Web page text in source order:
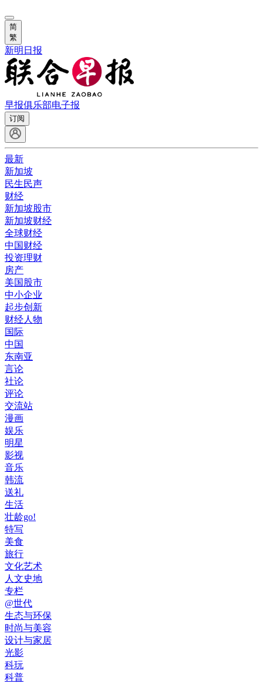
简
繁
新明日报
早报俱乐部电子报
订阅
最新
新加坡
民生民声
财经
新加坡股市
新加坡财经
全球财经
中国财经
投资理财
房产
美国股市
中小企业
起步创新
财经人物
国际
中国
东南亚
言论
社论
评论
交流站
漫画
娱乐
明星
影视
音乐
韩流
送礼
生活
壮龄go!
特写
美食
旅行
文化艺术
人文史地
专栏
@世代
生态与环保
时尚与美容
设计与家居
光影
科玩
科普